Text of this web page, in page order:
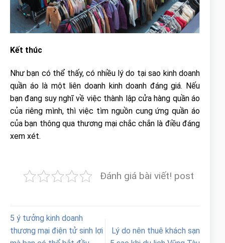
Kết thúc
Như bạn có thể thấy, có nhiều lý do tại sao kinh doanh
quần áo là một liên doanh kinh doanh đáng giá. Nếu
bạn đang suy nghĩ về việc thành lập cửa hàng quần áo
của riêng mình, thì việc tìm nguồn cung ứng quần áo
của bạn thông qua thương mại chắc chắn là điều đáng
xem xét.
Đánh giá bài viết! post
5 ý tưởng kinh doanh
thương mại điện tử sinh lợi
Lý do nên thuê khách sạn